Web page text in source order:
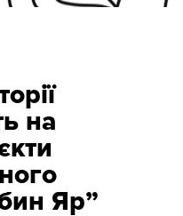
на
Яр”